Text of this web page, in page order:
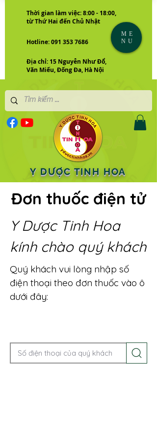
Thời gian làm việc: 8:00 - 18:00,
từ Thứ Hai đến Chủ Nhật
Hotline: 091 353 7686
Địa chỉ: 15 Nguyễn Như Đổ,
Văn Miếu, Đống Đa, Hà Nội
Y DƯỢC TINH HOA
ME
NU
Đơn thuốc điện tử
Y Dược Tinh Hoa
kính chào quý khách
Quý khách vui lòng nhập số
điện thoại theo đơn thuốc vào ô
dưới đây: